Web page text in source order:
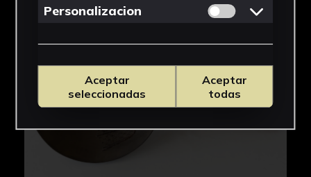
Personalizacion Permitir cookies
Aceptar
seleccionadas
Aceptar
todas